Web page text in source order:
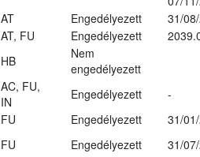
AT Engedélyezett
31/
AT, FU Engedélyezett
HB
Nem
engedélyezett
AC, FU,
IN
Engedélyezett
-
FU Engedélyezett
31/
FU Engedélyezett
31/